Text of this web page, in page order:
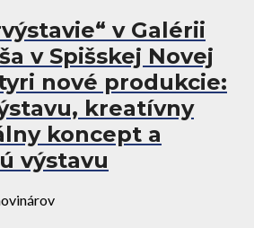
v Galérii
v Spišskej Novej
nové produkcie:
kreatívny
koncept a
výstavu